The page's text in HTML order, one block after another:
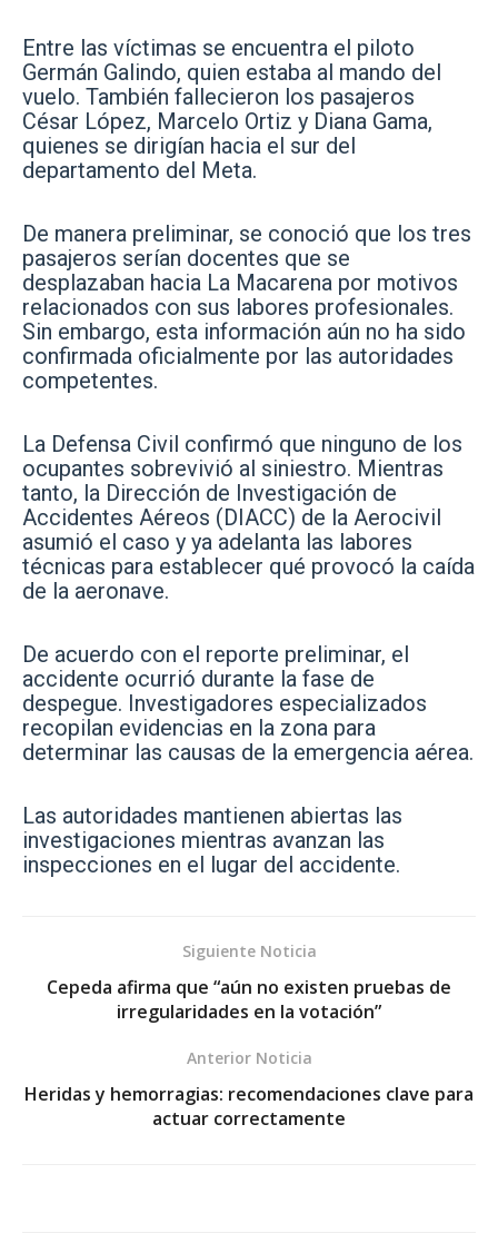
Entre las víctimas se encuentra el piloto
Germán Galindo, quien estaba al mando del
vuelo. También fallecieron los pasajeros
César López, Marcelo Ortiz y Diana Gama,
quienes se dirigían hacia el sur del
departamento del Meta.
De manera preliminar, se conoció que los tres
pasajeros serían docentes que se
desplazaban hacia La Macarena por motivos
relacionados con sus labores profesionales.
Sin embargo, esta información aún no ha sido
confirmada oficialmente por las autoridades
competentes.
La Defensa Civil confirmó que ninguno de los
ocupantes sobrevivió al siniestro. Mientras
tanto, la Dirección de Investigación de
Accidentes Aéreos (DIACC) de la Aerocivil
asumió el caso y ya adelanta las labores
técnicas para establecer qué provocó la caída
de la aeronave.
De acuerdo con el reporte preliminar, el
accidente ocurrió durante la fase de
despegue. Investigadores especializados
recopilan evidencias en la zona para
determinar las causas de la emergencia aérea.
Las autoridades mantienen abiertas las
investigaciones mientras avanzan las
inspecciones en el lugar del accidente.
Siguiente Noticia
Cepeda afirma que “aún no existen pruebas de
irregularidades en la votación”
Anterior Noticia
Heridas y hemorragias: recomendaciones clave para
actuar correctamente